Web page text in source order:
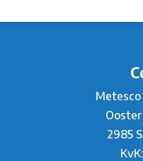
Metesco
2985